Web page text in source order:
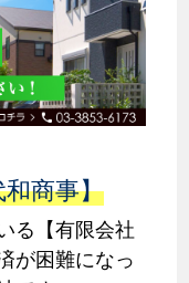
商事】
る【有限会社
が困難になっ